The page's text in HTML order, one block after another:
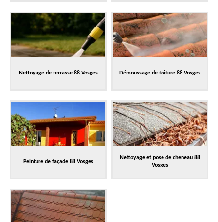
Nettoyage de terrasse 88 Vosges Démoussage de toiture 88 Vosges
Peinture de façade 88 Vosges
Nettoyage et pose de cheneau 88
Vosges